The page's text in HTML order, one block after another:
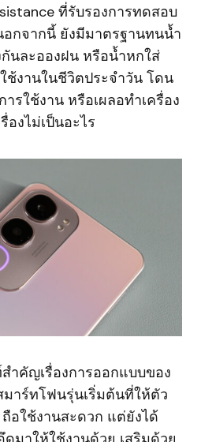
ที่รับรองการทดสอบ
อกจากนี้ ยังมีมาตรฐานทนน้ำ
นละอองฝน หรือน้ำหกใส่
ช้งานในชีวิตประจำวัน โดน
รใช้งาน หรือเผลอทำเครื่อง
องไม่เป็นอะไร
ำคัญเรื่องการออกแบบของ
มาร์ทโฟนรุ่นเริ่มต้นที่ให้ตัว
ถือใช้งานสะดวก แต่ยังได้